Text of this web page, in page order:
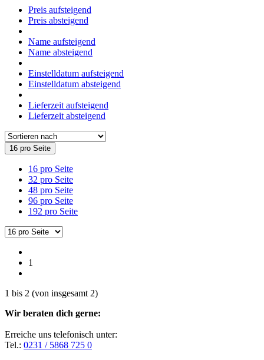
Preis aufsteigend
Preis absteigend
Name aufsteigend
Name absteigend
Einstelldatum aufsteigend
Einstelldatum absteigend
Lieferzeit aufsteigend
Lieferzeit absteigend
16 pro Seite
16 pro Seite
32 pro Seite
48 pro Seite
96 pro Seite
192 pro Seite
1
1 bis 2 (von insgesamt 2)
Wir beraten dich gerne:
Erreiche uns telefonisch unter:
Tel.: 0231 / 5868 725 0